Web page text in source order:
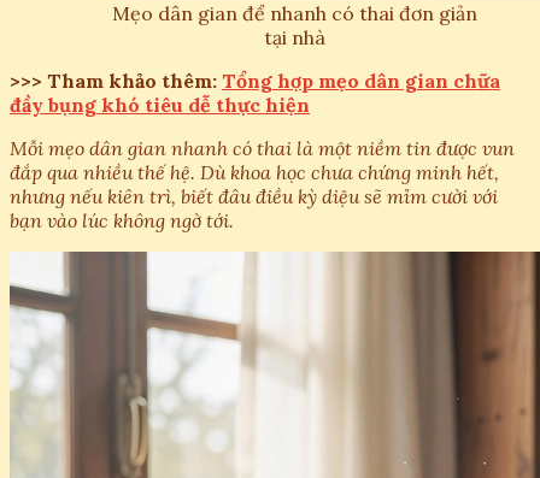
Mẹo dân gian để nhanh có thai đơn giản
tại nhà
>>> Tham khảo thêm: Tổng hợp mẹo dân gian chữa
đầy bụng khó tiêu dễ thực hiện
Mỗi mẹo dân gian nhanh có thai là một niềm tin được vun
đắp qua nhiều thế hệ. Dù khoa học chưa chứng minh hết,
nhưng nếu kiên trì, biết đâu điều kỳ diệu sẽ mỉm cười với
bạn vào lúc không ngờ tới.